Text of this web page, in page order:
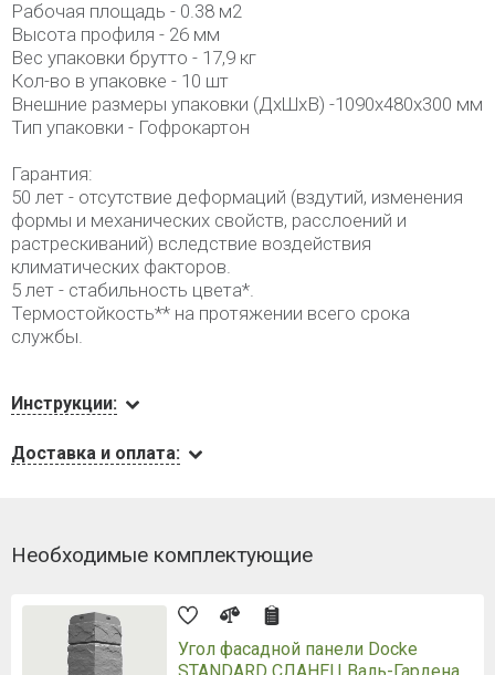
Рабочая площадь - 0.38 м2
Высота профиля - 26 мм
Вес упаковки брутто - 17,9 кг
Кол-во в упаковке - 10 шт
Внешние размеры упаковки (ДхШхВ) -1090х480х300 мм
Тип упаковки - Гофрокартон
Гарантия:
50 лет - отсутствие деформаций (вздутий, изменения
формы и механических свойств, расслоений и
растрескиваний) вследствие воздействия
климатических факторов.
5 лет - стабильность цвета*.
Термостойкость** на протяжении всего срока
службы.
Инструкции:
Доставка и оплата:
Необходимые комплектующие
Угол фасадной панели Docke